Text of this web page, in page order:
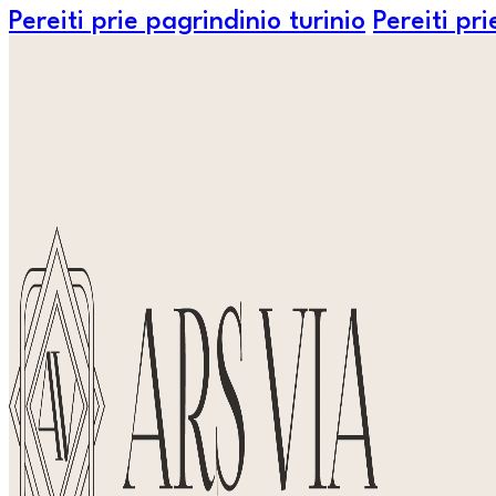
Pereiti prie pagrindinio turinio Pereiti